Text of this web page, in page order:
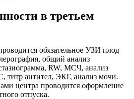
в третьем
обязательное УЗИ плод
общий анализ
RW, МСЧ, анализ
антител, ЭКГ, анализ мочи.
центра проводится оформление
отпуска.